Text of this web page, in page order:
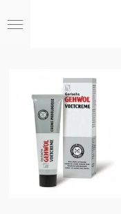
direct